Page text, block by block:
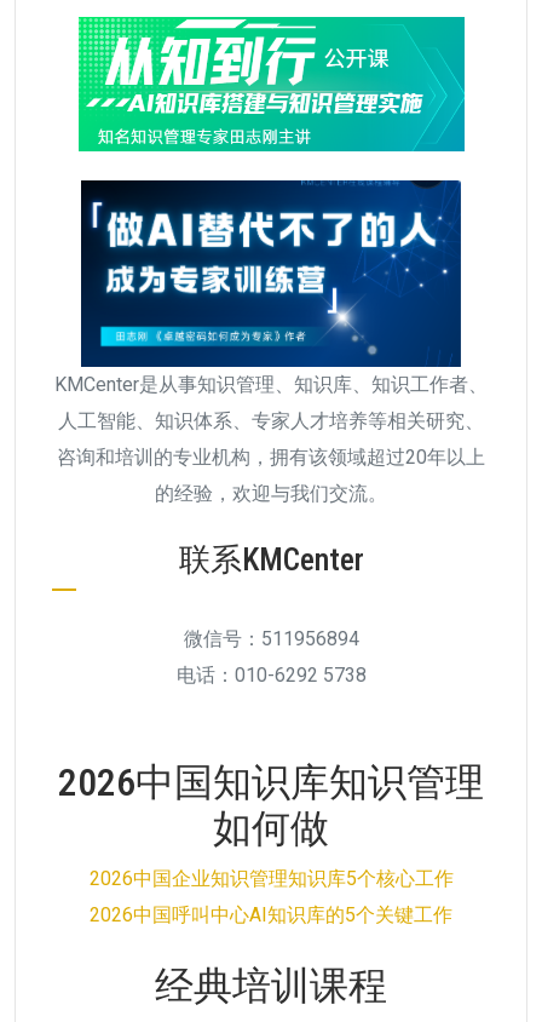
KMCenter是从事知识管理、知识库、知识工作者、
人工智能、知识体系、专家人才培养等相关研究、
咨询和培训的专业机构，拥有该领域超过20年以上
的经验，欢迎与我们交流。
联系KMCenter
微信号：511956894
电话：010-6292 5738
2026中国知识库知识管理
如何做
2026中国企业知识管理知识库5个核心工作
2026中国呼叫中心AI知识库的5个关键工作
经典培训课程